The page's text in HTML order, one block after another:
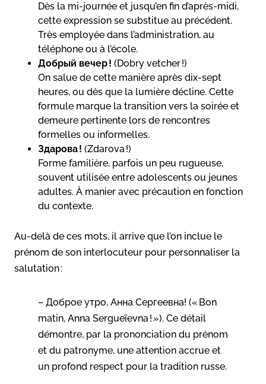
Dès la mi-journée et jusqu’en fin d’après-midi,
cette expression se substitue au précédent.
Très employée dans l’administration, au
téléphone ou à l’école.
Добрый вечер ! (Dobry vetcher !)
On salue de cette manière après dix-sept
heures, ou dès que la lumière décline. Cette
formule marque la transition vers la soirée et
demeure pertinente lors de rencontres
formelles ou informelles.
Здарова ! (Zdarova !)
Forme familière, parfois un peu rugueuse,
souvent utilisée entre adolescents ou jeunes
adultes. À manier avec précaution en fonction
du contexte.
Au-delà de ces mots, il arrive que l’on inclue le
prénom de son interlocuteur pour personnaliser la
salutation :
– Доброе утро, Анна Сергеевна! (« Bon
matin, Anna Sergueïevna ! »). Ce détail
démontre, par la prononciation du prénom
et du patronyme, une attention accrue et
un profond respect pour la tradition russe.